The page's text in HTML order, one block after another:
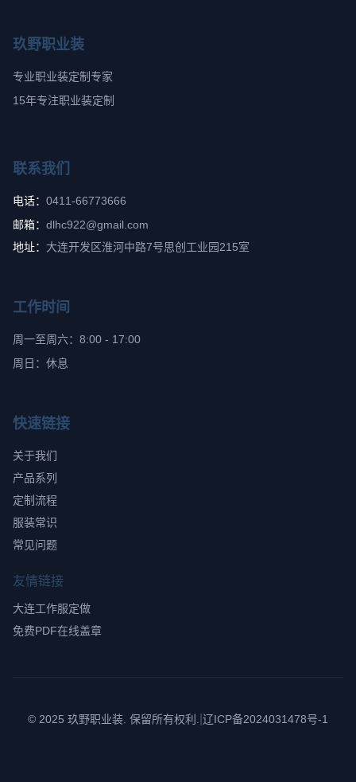
玖野职业装
专业职业装定制专家
15年专注职业装定制
联系我们
电话： 0411-66773666
邮箱： dlhc922@gmail.com
地址： 大连开发区淮河中路7号思创工业园215室
工作时间
周一至周六：8:00 - 17:00
周日：休息
快速链接
关于我们
产品系列
定制流程
服装常识
常见问题
友情链接
大连工作服定做
免费PDF在线盖章
© 2025 玖野职业装. 保留所有权利. 辽ICP备2024031478号-1